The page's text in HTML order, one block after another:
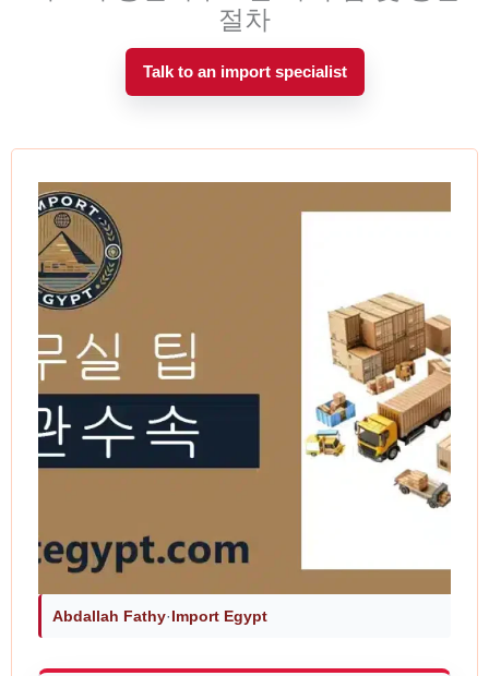
절차
Talk to an import specialist
Abdallah Fathy·Import Egypt